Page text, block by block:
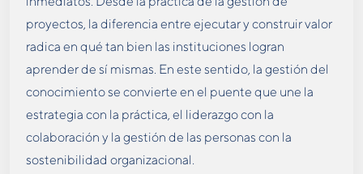
proyectos, la diferencia entre ejecutar y construir valor
radica en qué tan bien las instituciones logran
aprender de sí mismas. En este sentido, la gestión del
conocimiento se convierte en el puente que une la
estrategia con la práctica, el liderazgo con la
colaboración y la gestión de las personas con la
sostenibilidad organizacional.